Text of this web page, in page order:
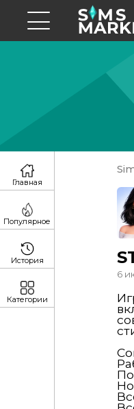
6
Главная
Популярное
История
Категории